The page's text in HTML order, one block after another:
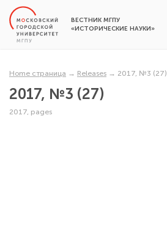
ВЕСТНИК МГПУ
«ИСТОРИЧЕСКИЕ НАУКИ»
Home страница → Releases → 2017, №3 (27)
2017, №3 (27)
2017, pages